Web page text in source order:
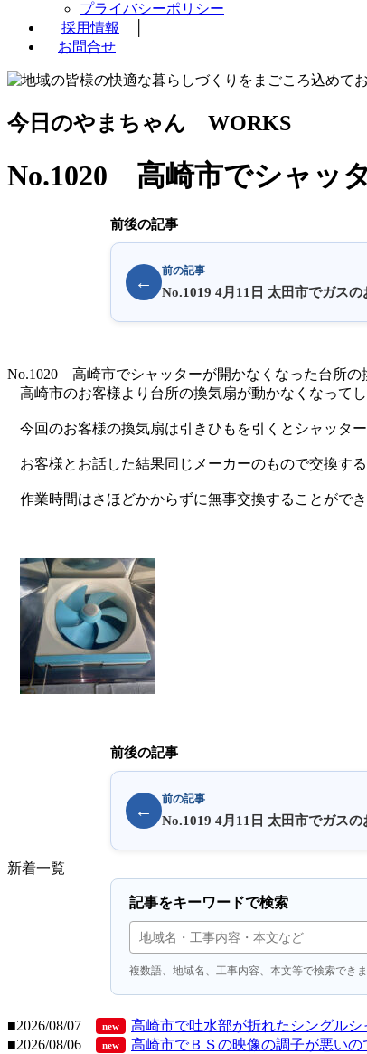
プライバシーポリシー
採用情報
お問合せ
今日のやまちゃん WORKS
No.1020 高崎市でシャッ
前後の記事
←
前の記事
No.1019 4月11日 太田市でガス
No.1020 高崎市でシャッターが開かなくなった台所の
高崎市のお客様より台所の換気扇が動かなくなって
今回のお客様の換気扇は引きひもを引くとシャッタ
お客様とお話した結果同じメーカーのもので交換す
作業時間はさほどかからずに無事交換することができ
前後の記事
←
前の記事
No.1019 4月11日 太田市でガス
​新着一覧
記事をキーワードで検索
複数語、地域名、工事内容、本文等で検索できま
■2026/08/07 new
高崎市で吐水部が折れたシングル
■2026/08/06
new
高崎市でＢＳの映像の調子が悪い